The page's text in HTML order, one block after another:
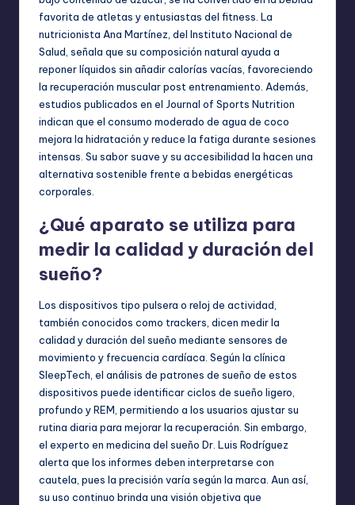
favorita de atletas y entusiastas del fitness. La
nutricionista Ana Martínez, del Instituto Nacional de
Salud, señala que su composición natural ayuda a
reponer líquidos sin añadir calorías vacías, favoreciendo
la recuperación muscular post entrenamiento. Además,
estudios publicados en el Journal of Sports Nutrition
indican que el consumo moderado de agua de coco
mejora la hidratación y reduce la fatiga durante sesiones
intensas. Su sabor suave y su accesibilidad la hacen una
alternativa sostenible frente a bebidas energéticas
corporales.
¿Qué aparato se utiliza para
medir la calidad y duración del
sueño?
Los dispositivos tipo pulsera o reloj de actividad,
también conocidos como trackers, dicen medir la
calidad y duración del sueño mediante sensores de
movimiento y frecuencia cardíaca. Según la clínica
SleepTech, el análisis de patrones de sueño de estos
dispositivos puede identificar ciclos de sueño ligero,
profundo y REM, permitiendo a los usuarios ajustar su
rutina diaria para mejorar la recuperación. Sin embargo,
el experto en medicina del sueño Dr. Luis Rodríguez
alerta que los informes deben interpretarse con
cautela, pues la precisión varía según la marca. Aun así,
su uso continuo brinda una visión objetiva que